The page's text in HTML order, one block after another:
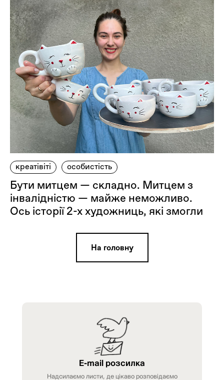
креатівіті особистість
Бути митцем — складно. Митцем з
інвалідністю — майже неможливо.
Ось історії 2-х художниць, які змогли
На головну
E-mail розсилка
Надсилаємо листи, де цікаво розповідаємо